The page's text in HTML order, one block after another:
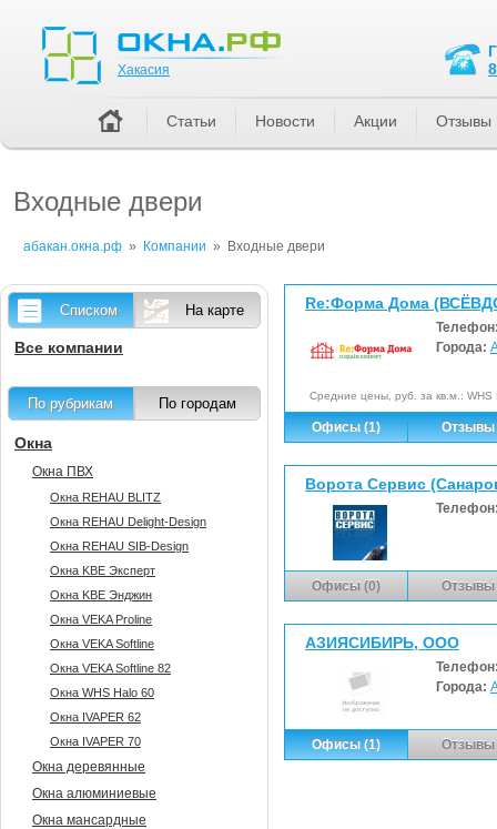
Входные двери
абакан.окна.рф » Компании » Входные двери
Re:Форма Дома
Города:
Средние цены, руб. за кв.м.:
Офисы (1) Отзывы
Ворота Сервис
Офисы (0) Отзывы
АЗИЯСИБИРЬ, ООО
Города:
Офисы (1) Отзывы
Списком На карте
Все компании
По рубрикам По городам
Окна
Окна ПВХ
Окна REHAU BLITZ
Окна REHAU Delight-Design
Окна REHAU SIB-Design
Окна KBE Эксперт
Окна KBE Энджин
Окна VEKA Proline
Окна VEKA Softline
Окна VEKA Softline 82
Окна WHS Halo 60
Окна IVAPER 62
Окна IVAPER 70
Окна деревянные
Окна алюминиевые
Окна мансардные
Хакасия
Статьи Новости Акции Отзывы